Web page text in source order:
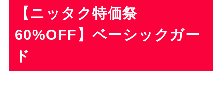
【ニッタク特価祭
60%OFF】ベーシックガー
ド